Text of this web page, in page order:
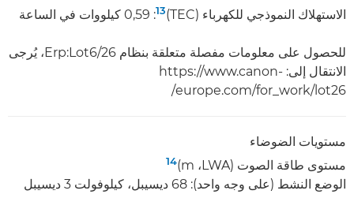
الاستهلاك النموذجي للكهرباء (TEC)‏ 13:‏ 0,59 كيلووات في الساعة
للحصول على معلومات مفصلة متعلقة بنظام Erp:Lot6/26، يُرجى
الانتقال إلى: https://www.canon-
europe.com/for_work/lot26/
مستويات الضوضاء
مستوى طاقة الصوت (LWA‏، m)‏
14
الوضع النشط (على وجه واحد): 68 ديسيبل، كيلوفولت 3 ديسيبل